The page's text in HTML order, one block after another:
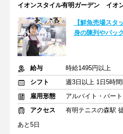
イオンスタイル有明ガーデン イオ
【鮮魚売場スタ
身の陳列やパッ
給与
時給1495円以上
シフト
雇用形態
アルバイト・パート
アクセス
有明テニスの森駅
あと5日